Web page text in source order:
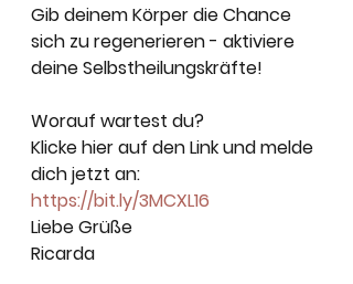
Gib deinem Körper die Chance
sich zu regenerieren - aktiviere
deine Selbstheilungskräfte!
Worauf wartest du?
Klicke hier auf den Link und melde
dich jetzt an:
https://bit.ly/3MCXL16
Liebe Grüße
Ricarda